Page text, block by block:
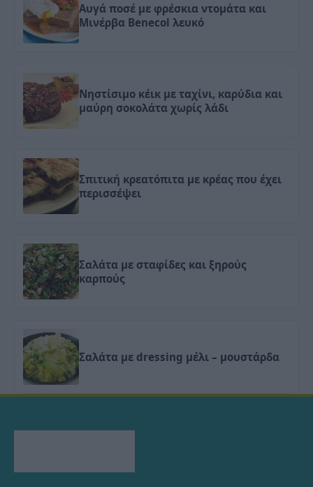
Αυγά ποσέ με φρέσκια ντομάτα και
Μινέρβα Benecol λευκό
Νηστίσιμο κέικ με ταχίνι, καρύδια και
μαύρη σοκολάτα χωρίς λάδι
Σπιτική κρεατόπιτα με κρέας που έχει
περισσέψει
Σαλάτα με σταφίδες και ξηρούς
καρπούς
Σαλάτα με dressing μέλι – μουστάρδα